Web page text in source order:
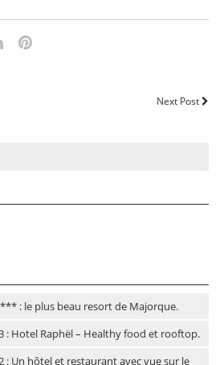
Next Post
: le plus beau resort de Majorque.
: Hotel Raphël – Healthy food et rooftop.
: Un hôtel et restaurant avec vue sur le